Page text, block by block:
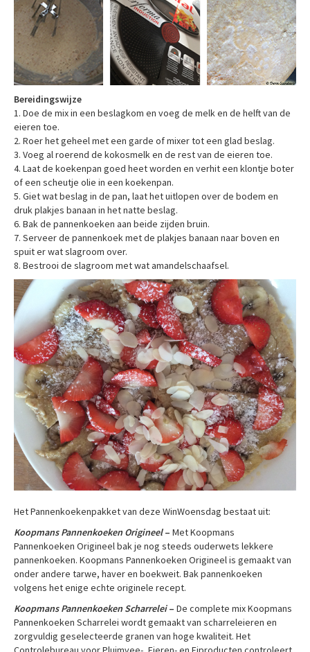
Bereidingswijze
1. Doe de mix in een beslagkom en voeg de melk en de helft van de
eieren toe.
2. Roer het geheel met een garde of mixer tot een glad beslag.
3. Voeg al roerend de kokosmelk en de rest van de eieren toe.
4. Laat de koekenpan goed heet worden en verhit een klontje boter
of een scheutje olie in een koekenpan.
5. Giet wat beslag in de pan, laat het uitlopen over de bodem en
druk plakjes banaan in het natte beslag.
6. Bak de pannenkoeken aan beide zijden bruin.
7. Serveer de pannenkoek met de plakjes banaan naar boven en
spuit er wat slagroom over.
8. Bestrooi de slagroom met wat amandelschaafsel.
Het Pannenkoekenpakket van deze WinWoensdag bestaat uit:
Koopmans Pannenkoeken Origineel– Met Koopmans
Pannenkoeken Origineel bak je nog steeds ouderwets lekkere
pannenkoeken. Koopmans Pannenkoeken Origineel is gemaakt van
onder andere tarwe, haver en boekweit. Bak pannenkoeken
volgens het enige echte originele recept.
Koopmans Pannenkoeken Scharrelei– De complete mix Koopmans
Pannenkoeken Scharrelei wordt gemaakt van scharreleieren en
zorgvuldig geselecteerde granen van hoge kwaliteit. Het